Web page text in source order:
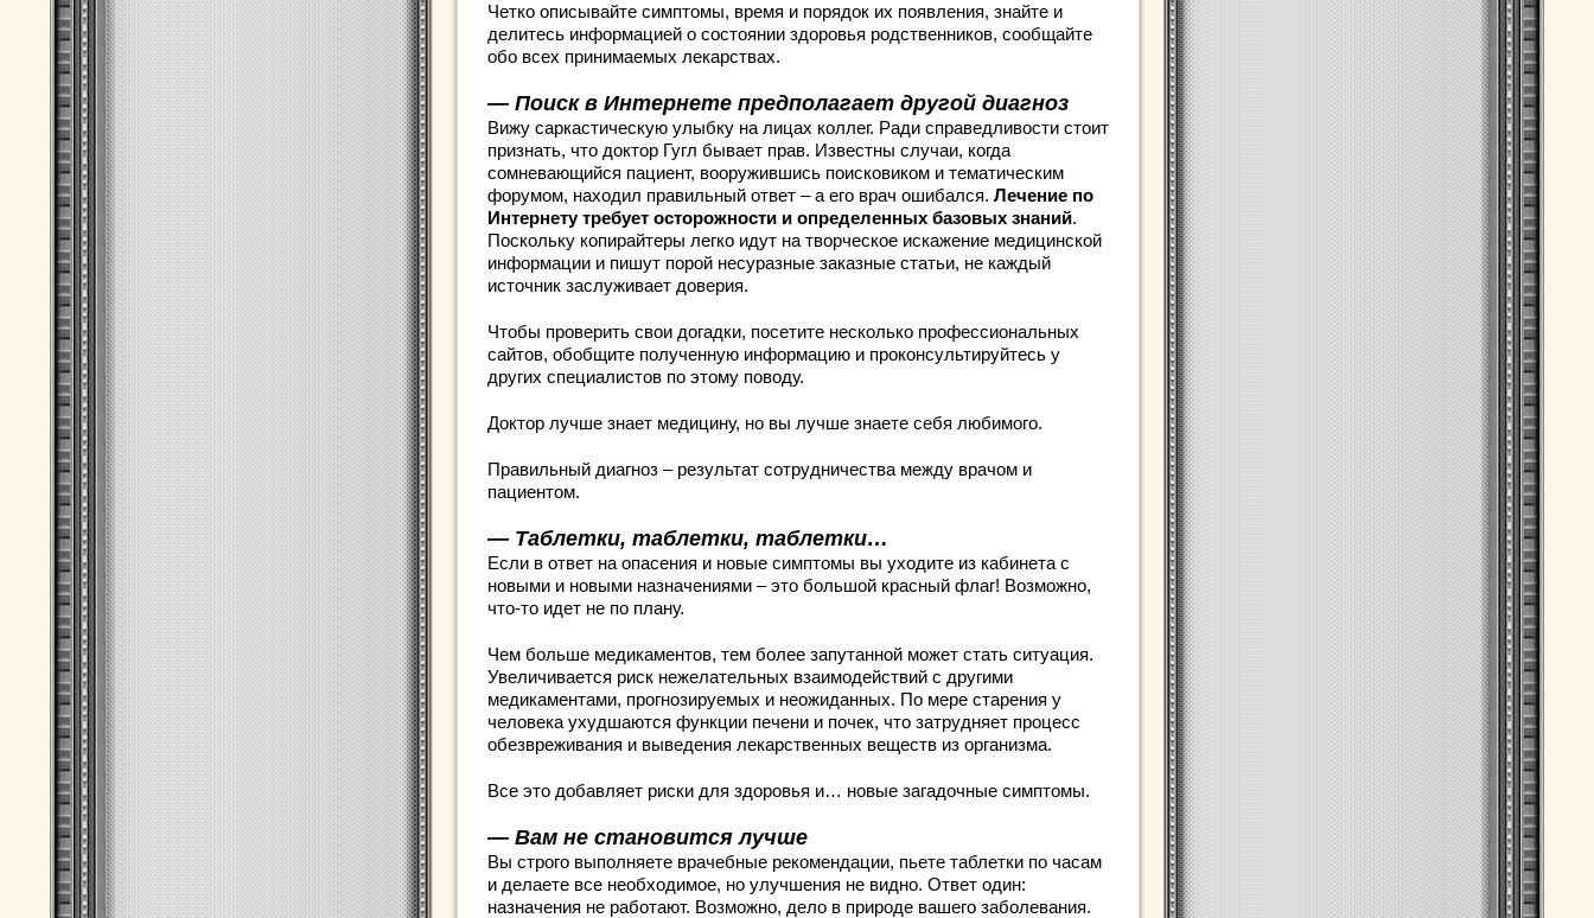
Четко описывайте симптомы, время и порядок их появления, знайте и
делитесь информацией о состоянии здоровья родственников, сообщайте
обо всех принимаемых лекарствах.
— Поиск в Интернете предполагает другой диагноз
Вижу саркастическую улыбку на лицах коллег. Ради справедливости стоит
признать, что доктор Гугл бывает прав. Известны случаи, когда
сомневающийся пациент, вооружившись поисковиком и тематическим
форумом, находил правильный ответ – а его врач ошибался. Лечение по
Интернету требует осторожности и определенных базовых знаний.
Поскольку копирайтеры легко идут на творческое искажение медицинской
информации и пишут порой несуразные заказные статьи, не каждый
источник заслуживает доверия.
Чтобы проверить свои догадки, посетите несколько профессиональных
сайтов, обобщите полученную информацию и проконсультируйтесь у
других специалистов по этому поводу.
Доктор лучше знает медицину, но вы лучше знаете себя любимого.
Правильный диагноз – результат сотрудничества между врачом и
пациентом.
— Таблетки, таблетки, таблетки…
Если в ответ на опасения и новые симптомы вы уходите из кабинета с
новыми и новыми назначениями – это большой красный флаг! Возможно,
что-то идет не по плану.
Чем больше медикаментов, тем более запутанной может стать ситуация.
Увеличивается риск нежелательных взаимодействий с другими
медикаментами, прогнозируемых и неожиданных. По мере старения у
человека ухудшаются функции печени и почек, что затрудняет процесс
обезвреживания и выведения лекарственных веществ из организма.
Все это добавляет риски для здоровья и… новые загадочные симптомы.
— Вам не становится лучше
Вы строго выполняете врачебные рекомендации, пьете таблетки по часам
и делаете все необходимое, но улучшения не видно. Ответ один:
назначения не работают. Возможно, дело в природе вашего заболевания.